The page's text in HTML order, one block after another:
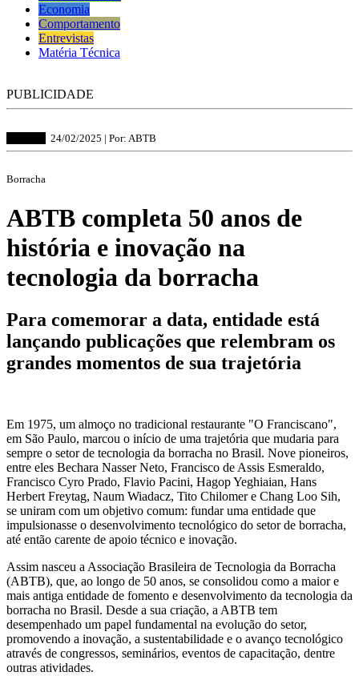
Economia
Comportamento
Entrevistas
Matéria Técnica
PUBLICIDADE
24/02/2025 | Por: ABTB
Borracha
ABTB completa 50 anos de
história e inovação na
tecnologia da borracha
Para comemorar a data, entidade está
lançando publicações que relembram os
grandes momentos de sua trajetória
Em 1975, um almoço no tradicional restaurante "O Franciscano",
em São Paulo, marcou o início de uma trajetória que mudaria para
sempre o setor de tecnologia da borracha no Brasil. Nove pioneiros,
entre eles Bechara Nasser Neto, Francisco de Assis Esmeraldo,
Francisco Cyro Prado, Flavio Pacini, Hagop Yeghiaian, Hans
Herbert Freytag, Naum Wiadacz, Tito Chilomer e Chang Loo Sih,
se uniram com um objetivo comum: fundar uma entidade que
impulsionasse o desenvolvimento tecnológico do setor de borracha,
até então carente de apoio técnico e inovação.
Assim nasceu a Associação Brasileira de Tecnologia da Borracha
(ABTB), que, ao longo de 50 anos, se consolidou como a maior e
mais antiga entidade de fomento e desenvolvimento da tecnologia da
borracha no Brasil. Desde a sua criação, a ABTB tem
desempenhado um papel fundamental na evolução do setor,
promovendo a inovação, a sustentabilidade e o avanço tecnológico
através de congressos, seminários, eventos de capacitação, dentre
outras atividades.